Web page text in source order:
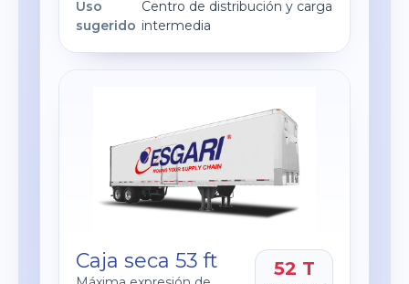
Uso
sugerido
Centro de distribución y carga
intermedia
Caja seca 53 ft 52 T